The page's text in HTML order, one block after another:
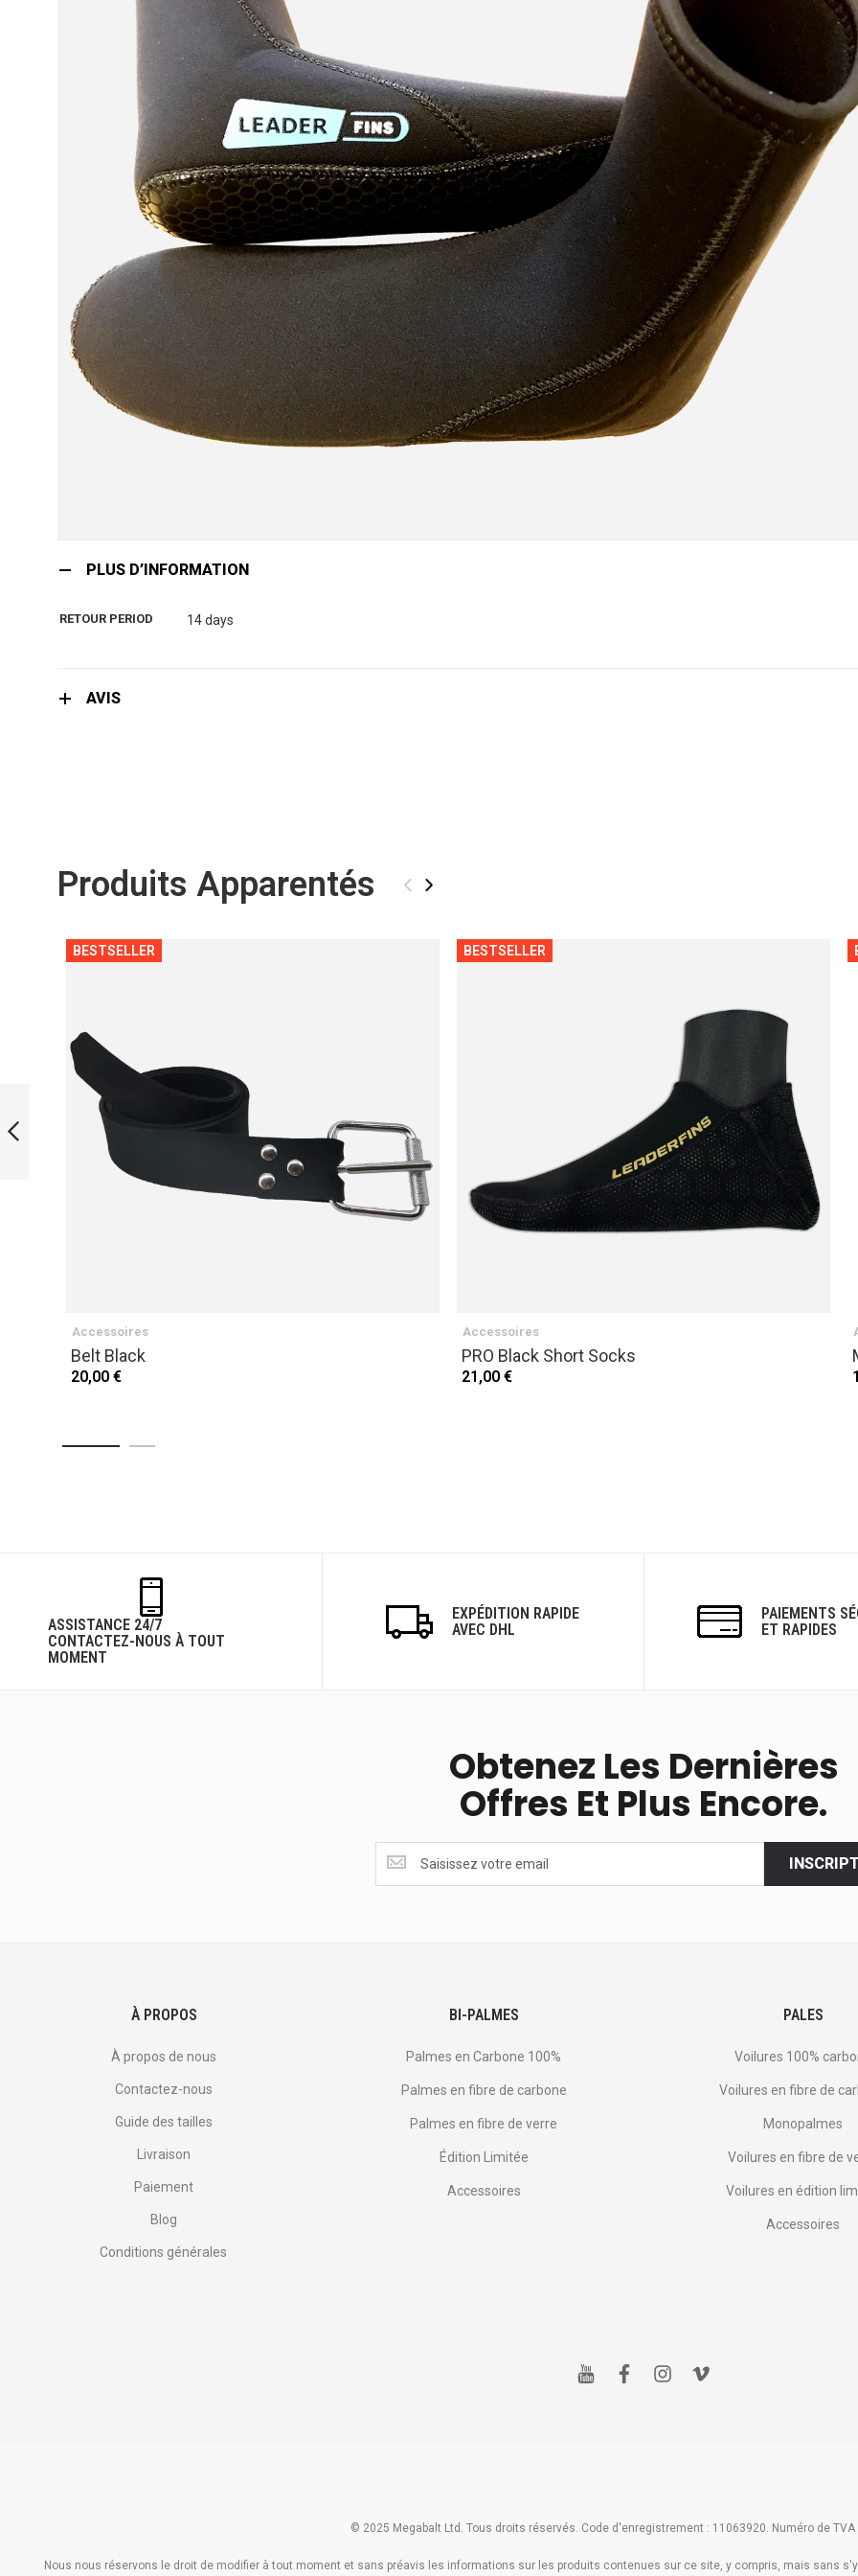
to
of
PLUS D’INFORMATION
RETOUR PERIOD 14 days
AVIS
SNORKEL L1
Produits Apparentés ‹ ›
BESTSELLER
Accessoires
Belt Black
20,00 €
BESTSELLER
Accessoires
PRO Black Short Socks
21,00 €
ASSISTANCE 24/7
CONTACTEZ-NOUS À TOUT
MOMENT
EXPÉDITION RAPIDE
AVEC DHL
PAIEMENTS
ET RAPIDES
Obtenez Les Dernières
Offres Et Plus Encore.
les
dernières
À PROPOS
À propos de nous
Contactez-nous
Guide des tailles
Livraison
Paiement
Blog
Conditions générales
BI-PALMES
Palmes en Carbone 100%
Palmes en fibre de carbone
Palmes en fibre de verre
Édition Limitée
Accessoires
PALES
Voilures 100%
Voilures en fibre de
Monopalmes
Voilures en fibre de
Voilures en édition
Accessoires
y f i v
© 2025 Megabalt Ltd. Tous droits réservés. Code d'enregistrement : 11063920. Numéro de TVA
Nous nous réservons le droit de modifier à tout moment et sans préavis les informations sur les produits contenues sur ce site, y compris, mais sans